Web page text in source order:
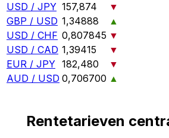
USD / JPY 157,874
▼
GBP / USD 1,34888
▲
USD / CHF 0,807845 ▼
USD / CAD 1,39415
▼
EUR / JPY 182,480
▼
AUD / USD 0,706700 ▲
Rentetarieven